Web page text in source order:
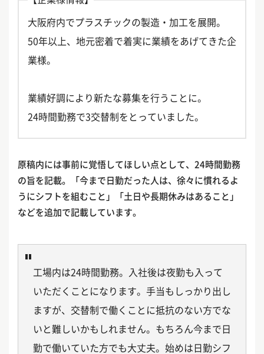
大阪府内でプラスチックの製造・加工を展開。
50年以上、地元密着で着実に業績をあげてきた企
業様。
業績好調により新たな募集を行うことに。
24時間勤務で3交替制をとっていました。
原稿内には事前に覚悟してほしい点として、24時間勤務
の旨を記載。「今まで日勤だった人は、徐々に慣れるよ
うにシフトを組むこと」「土日や長期休みはあること」
などを追加で記載しています。
工場内は24時間勤務。入社後は夜勤も入って
いただくことになります。手当もしっかり出し
ますが、交替制で働くことに抵抗のない方でな
いと難しいかもしれません。もちろん今まで日
勤で働いていた方でも大丈夫。始めは日勤シフ